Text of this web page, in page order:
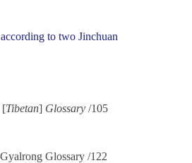
to two Jinchuan
[Tibetan] Glossary /105
Glossary /122